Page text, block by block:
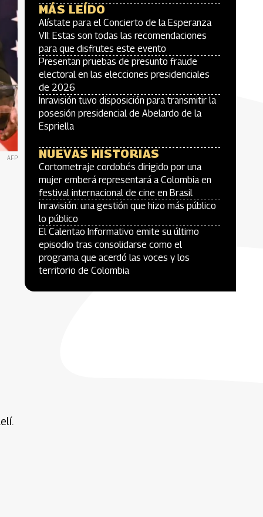
AFP
MÁS LEÍDO
Alístate para el Concierto de la Esperanza
VII: Estas son todas las recomendaciones
para que disfrutes este evento
Presentan pruebas de presunto fraude
electoral en las elecciones presidenciales
de 2026
Inravisión tuvo disposición para transmitir la
posesión presidencial de Abelardo de la
Espriella
NUEVAS HISTORIAS
Cortometraje cordobés dirigido por una
mujer emberá representará a Colombia en
festival internacional de cine en Brasil
Inravisión: una gestión que hizo más público
lo público
El Calentao Informativo emite su último
episodio tras consolidarse como el
programa que acerdó las voces y los
territorio de Colombia